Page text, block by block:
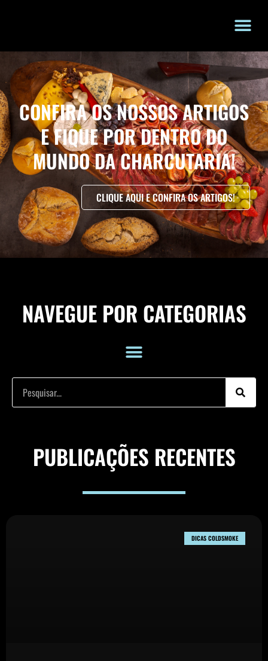
CONFIRA OS NOSSOS ARTIGOS
E FIQUE POR DENTRO DO
MUNDO DA CHARCUTARIA!
CLIQUE AQUI E CONFIRA OS ARTIGOS!
NAVEGUE POR CATEGORIAS
PUBLICAÇÕES RECENTES
DICAS COLDSMOKE